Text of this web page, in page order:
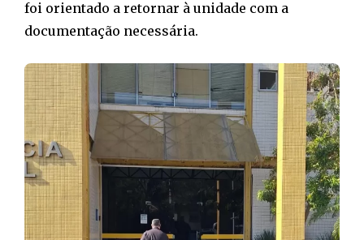
foi orientado a retornar à unidade com a
documentação necessária.